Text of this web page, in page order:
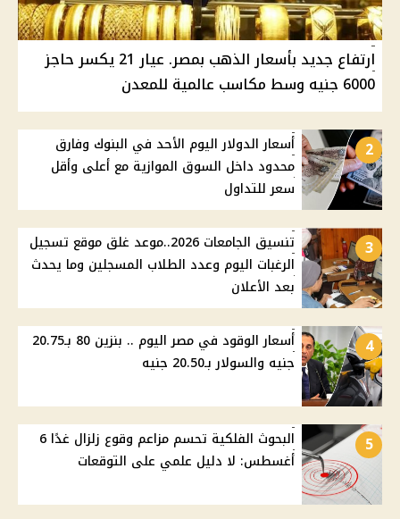
ارتفاع جديد بأسعار الذهب بمصر. عيار 21 يكسر حاجز
6000 جنيه وسط مكاسب عالمية للمعدن
2
أسعار الدولار اليوم الأحد في البنوك وفارق
محدود داخل السوق الموازية مع أعلى وأقل
سعر للتداول
3
تنسيق الجامعات 2026..موعد غلق موقع تسجيل
الرغبات اليوم وعدد الطلاب المسجلين وما يحدث
بعد الأعلان
4
أسعار الوقود في مصر اليوم .. بنزين 80 بـ20.75
جنيه والسولار بـ20.50 جنيه
5
البحوث الفلكية تحسم مزاعم وقوع زلزال غدًا 6
أغسطس: لا دليل علمي على التوقعات